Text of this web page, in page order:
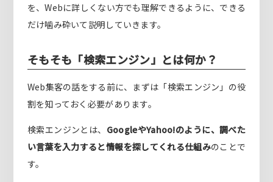
を、Webに詳しくない方でも理解できるように、できる
だけ噛み砕いて説明していきます。
そもそも「検索エンジン」とは何か？
Web集客の話をする前に、まずは「検索エンジン」の役
割を知っておく必要があります。
検索エンジンとは、 GoogleやYahoo!のように、調べた
い言葉を入力すると情報を探してくれる仕組みのことで
す。